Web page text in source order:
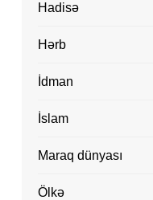
Hadisə
Hərb
İdman
İslam
Maraq dünyası
Ölkə